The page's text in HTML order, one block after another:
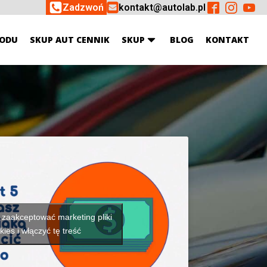
Zadzwoń kontakt@autolab.pl
SKUP AUT CENNIK SKUP BLOG KONTAKT
marketing pliki
i włączyć tę treść